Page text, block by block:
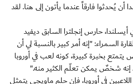
أن يُحدثوا فارقاً عندما يأتون إلى هنا. لقد
أيسلندا، حارس إنجلترا السابق ديفيد
السمراء: "إنه أمر كبير بالنسبة لي أن
بخبرة كبيرة، كونه لعب في أوروبا
إنه شخصٌ يمكن تعلّم الكثير منه."
في أوروبا، فإن حلم ماويجي يتمثل